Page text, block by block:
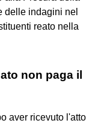
delle indagini nel
reato nella
non paga il
aver ricevuto l'atto